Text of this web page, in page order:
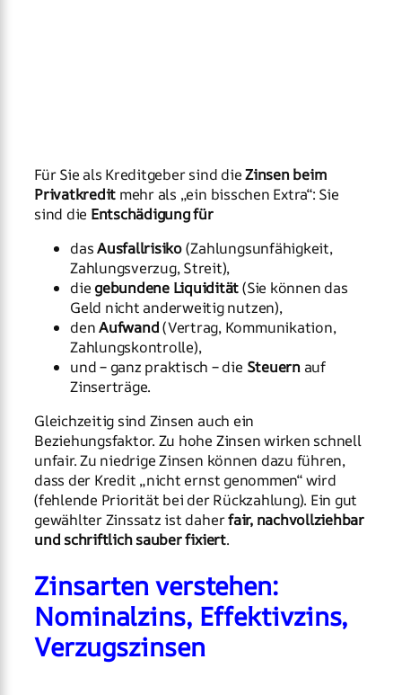
Für Sie als Kreditgeber sind dieZinsen beim
Privatkredit mehr als „ein bisschen Extra“: Sie
sind die Entschädigung für
dasAusfallrisiko(Zahlungsunfähigkeit,
Zahlungsverzug, Streit),
diegebundene Liquidität(Sie können das
Geld nicht anderweitig nutzen),
denAufwand(Vertrag, Kommunikation,
Zahlungskontrolle),
und – ganz praktisch – die Steuernauf
Zinserträge.
Gleichzeitig sind Zinsen auch ein
Beziehungsfaktor. Zu hohe Zinsen wirken schnell
unfair. Zu niedrige Zinsen können dazu führen,
dass der Kredit „nicht ernst genommen“ wird
(fehlende Priorität bei der Rückzahlung). Ein gut
gewählter Zinssatz ist daherfair, nachvollziehbar
und schriftlich sauber fixiert.
Zinsarten verstehen:
Nominalzins, Effektivzins,
Verzugszinsen